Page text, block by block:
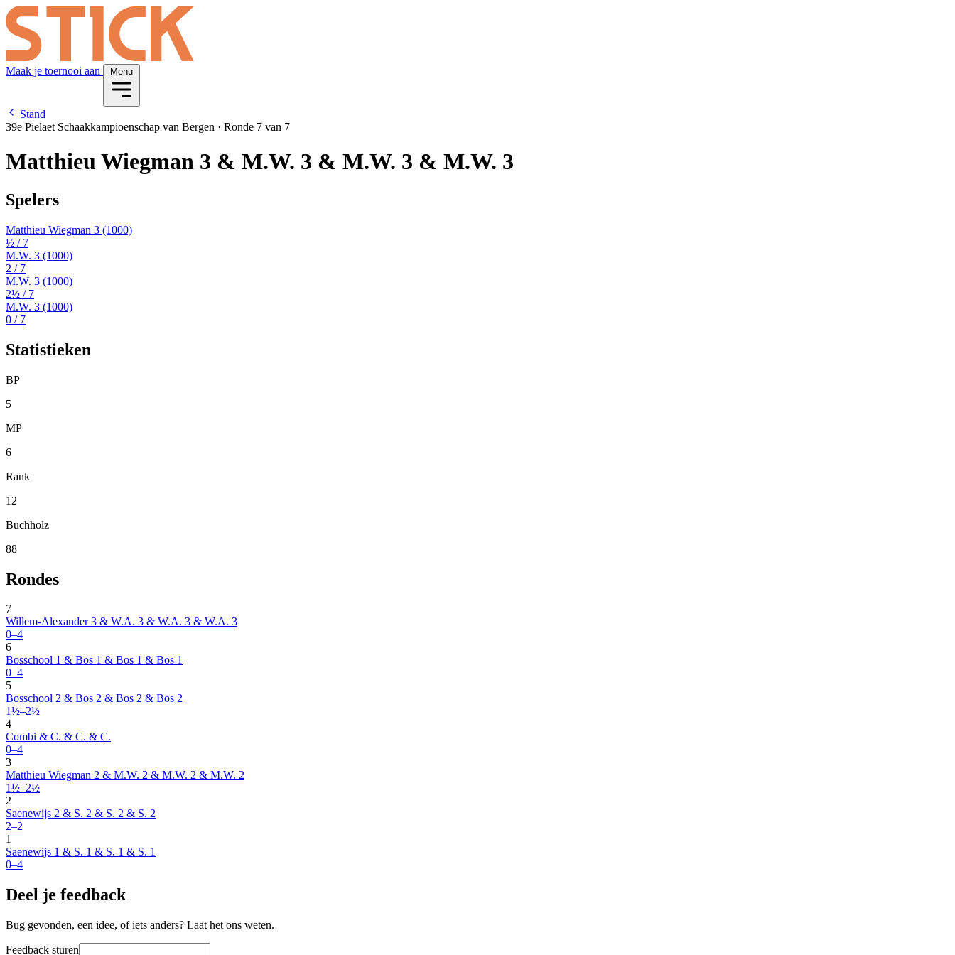
Maak je toernooi aan Menu
Stand
39e Pielaet Schaakkampioenschap van Bergen · Ronde 7 van 7
Matthieu Wiegman 3 & M.W. 3 & M.W. 3 & M.W. 3
Spelers
Matthieu Wiegman 3 (1000)
½ / 7
M.W. 3 (1000)
2 / 7
M.W. 3 (1000)
2½ / 7
M.W. 3 (1000)
0 / 7
Statistieken
BP
5
MP
6
Rank
12
Buchholz
88
Rondes
7
Willem-Alexander 3 & W.A. 3 & W.A. 3 & W.A. 3
0–4
6
Bosschool 1 & Bos 1 & Bos 1 & Bos 1
0–4
5
Bosschool 2 & Bos 2 & Bos 2 & Bos 2
1½–2½
4
Combi & C. & C. & C.
0–4
3
Matthieu Wiegman 2 & M.W. 2 & M.W. 2 & M.W. 2
1½–2½
2
Saenewijs 2 & S. 2 & S. 2 & S. 2
2–2
1
Saenewijs 1 & S. 1 & S. 1 & S. 1
0–4
Deel je feedback
Bug gevonden, een idee, of iets anders? Laat het ons weten.
Feedback sturen